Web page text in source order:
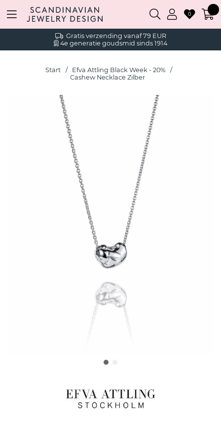
Gratis verzending vanaf 79 EUR
4e generatie goudsmid sinds 1914
0
Start
Efva Attling Black Week - 20%
Cashew Necklace Zilber